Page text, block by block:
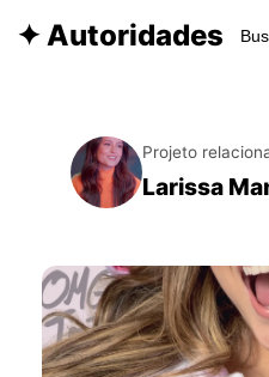
✦ Autoridades
Projeto
Larissa